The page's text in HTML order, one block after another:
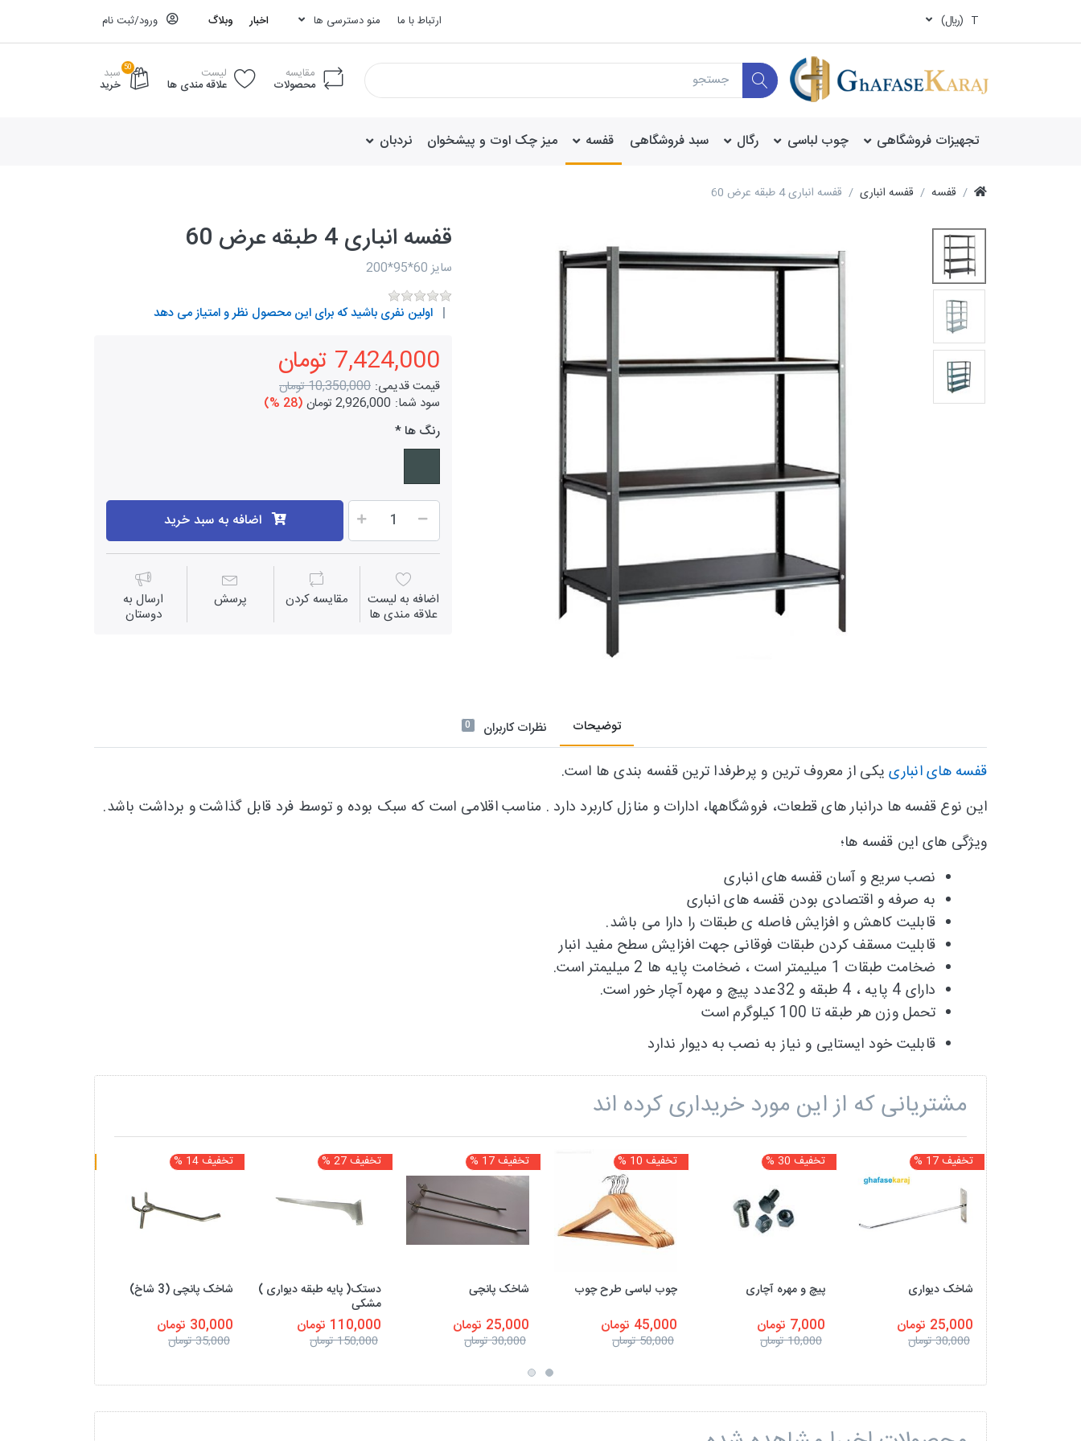
T (ريال) ارتباط با ما منو دسترسی ها اخبار وبلاگ ورود/ثبت نام
مقایسه
محصولات
لیست
علاقه مندی ها
50 سبد
خرید
تجهیزات فروشگاهی چوب لباسی رگال سبد فروشگاهی قفسه میز چک اوت و پیشخوان نردبان
قفسه قفسه انباری قفسه انباری 4 طبقه عرض 60
قفسه انباری 4 طبقه عرض 60
سایز 60*95*200
اولین نفری باشید که برای این محصول نظر و امتیاز می دهد
7,424,000 تومان
قیمت قدیمی: 10,350,000 تومان
سود شما: 2,926,000 تومان
(28 %)
رنگ ها
اضافه به سبد خرید
اضافه به لیست
علاقه مندی ها
مقايسه كردن پرسش ارسال به
دوستان
توضیحات نظرات کاربران 0
قفسه های انباری یکی از معروف ترین و پرطرفدا ترین قفسه بندی ها است.
این نوع قفسه ها درانبار های قطعات، فروشگاهها، ادارات و منازل کاربرد دارد . مناسب اقلامی است که سبک بوده و توسط فرد قابل گذاشت و برداشت باشد.
ویژگی های این قفسه ها؛
نصب سریع و آسان قفسه های انباری
به صرفه و اقتصادی بودن قفسه های انباری
قابلیت کاهش و افزایش فاصله ی طبقات را دارا می باشد.
قابلیت مسقف کردن طبقات فوقانی جهت افزایش سطح مفید انبار
ضخامت طبقات 1 میلیمتر است ، ضخامت پایه ها 2 میلیمتر است.
دارای 4 پایه ، 4 طبقه و 32عدد پیچ و مهره آچار خور است.
تحمل وزن هر طبقه تا 100 کیلوگرم است
قابلیت خود ایستایی و نیاز به نصب به دیوار ندارد
مشتریانی که از این مورد خریداری کرده اند
تخفیف 17 %
شاخک دیواری
25,000 تومان
30,000 تومان
تخفیف 30 %
پیچ و مهره آچاری
7,000 تومان
10,000 تومان
تخفیف 10 %
چوب لباسی طرح چوب
45,000 تومان
50,000 تومان
تخفیف 17 %
شاخک پانچی
25,000 تومان
30,000 تومان
تخفیف 27 %
دستک( پایه طبقه دیواری )
مشکی
110,000 تومان
150,000 تومان
تخفیف 14 %
شاخک پانچی (3 شاخ)
30,000 تومان
35,000 تومان